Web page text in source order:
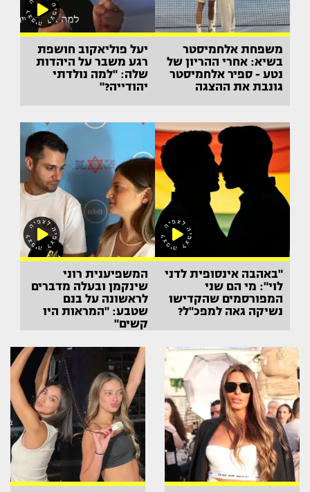
משפחת אלחמיסטר
בשיא: אחרי ההריון של
נטע - ספיר אלחמיסטר
גונבת את ההצגה
יעל פוליאקוב חושפת
רגע משבר על היהדות
שלה: "למה נולדתי
יהודייה?"
"באהבה אינסופית לדני
לוי": מי הם שני
המפורסמים שהקדישו
נשיקה גאה למפכ"ל?
המשפיענית רוני
שינקמן ובעלה מדברים
לראשונה על בנם
שטבע: "המראות היו
קשים"